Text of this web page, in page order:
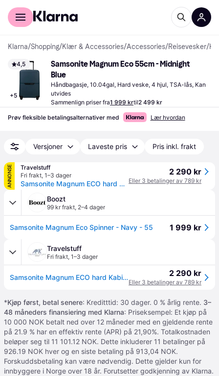
For kunder
Klarna/Shopping/Klær & Accessories/Accessories/Reisevesker/
4,5
+5
Samsonite Magnum Eco 55cm - Midnight
Blue
Håndbagasje, 10.04gal, Hard veske, 4 hjul, TSA-lås, Kan
utvides
Sammenlign priser fra1 999 krtil2 499 kr
Prøv fleksible betalingsalternativer med Lær hvordan
Versjoner Laveste pris Pris inkl. frakt
ANNONSE
Travelstuff
Fri frakt, 1–3 dager
Samsonite Magnum ECO hard Kabinkoffert 55 cm 4 hjul Navy
2 290 kr
Eller 3 betalinger av 789 kr
Boozt
99 kr frakt, 2–4 dager
Samsonite Magnum Eco Spinner - Navy - 55 1 999 kr
Travelstuff
Fri frakt, 1–3 dager
Samsonite Magnum ECO hard Kabinkoffert 55 cm 4 hjul Navy 2 290 kr
Eller 3 betalinger av 789 kr
*Kjøp først, betal senere: Kreditttid: 30 dager. 0 % årlig rente. 3–
48 måneders finansiering med Klarna: Priseksempel: Et kjøp på
10 000 NOK betalt ned over 12 måneder med en gjeldende rente
på 21.9 % har en effektiv rente (APR) på 21,90%. Totalkostnaden
beløper seg til 11 101.12 NOK. Dette inkluderer 11 betalinger på
926.19 NOK hver og en siste betaling på 913,04 NOK.
Forskuddsbetaling kan være nødvendig. Dette gjelder kun for
innbyggere i Norge over 18 år. Forutsetter godkjenning av Klarna.